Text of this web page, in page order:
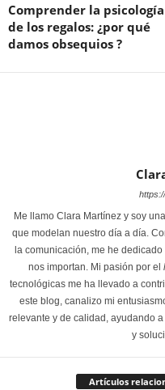
Comprender la psicología
de los regalos: ¿por qué
damos obsequios ?
Me llamo Clara Martínez y soy
que modelan nuestro día a día.
la comunicación, me he
nos importan. Mi pasión por el
tecnológicas me ha llevado a
este blog, canalizo mi
relevante y de calidad, ayudando
y
Artículos